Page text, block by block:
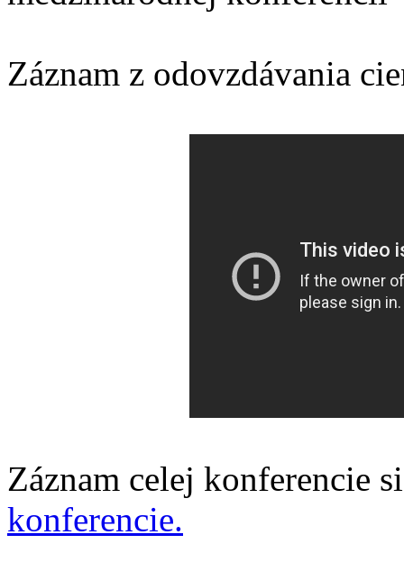
Záznam z odovzdávania
Záznam celej konferencie
konferencie.